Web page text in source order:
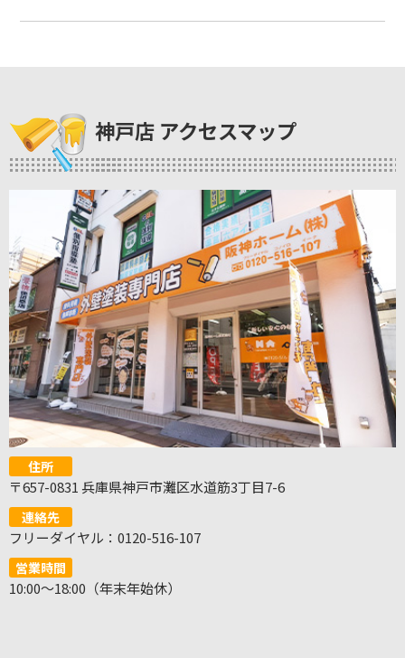
神戸店 アクセスマップ
住所
〒657-0831 兵庫県神戸市灘区水道筋3丁目7-6
連絡先
フリーダイヤル：0120-516-107
営業時間
10:00～18:00（年末年始休）